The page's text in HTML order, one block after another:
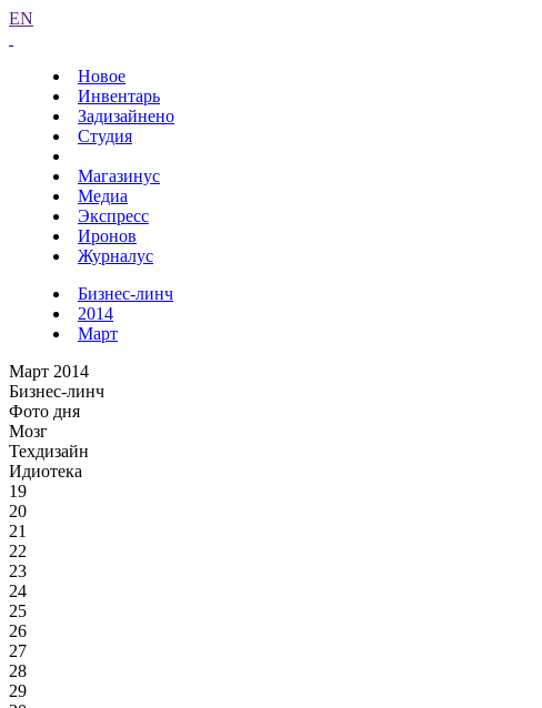
EN
Новое
Инвентарь
Задизайнено
Студия
Магазинус
Медиа
Экспресс
Иронов
Журналус
Бизнес-линч
2014
Март
Март 2014
Бизнес-линч
Фото дня
Мозг
Техдизайн
Идиотека
19
20
21
22
23
24
25
26
27
28
29